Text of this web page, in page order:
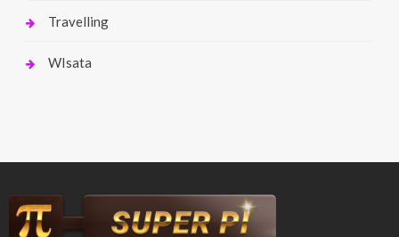
Travelling
WIsata